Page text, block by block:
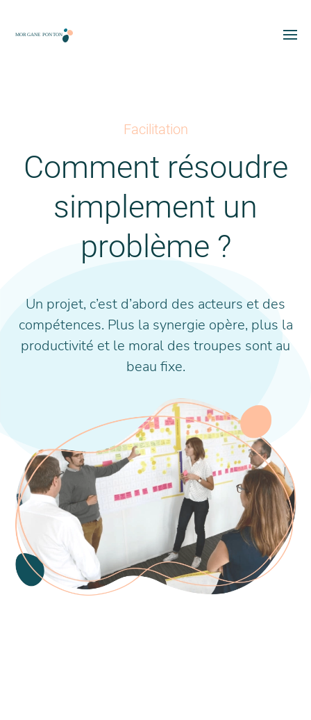
Facilitation
Comment résoudre
simplement un
problème ?
Un projet, c’est d’abord des acteurs et des
compétences. Plus la synergie opère, plus la
productivité et le moral des troupes sont au
beau fixe.